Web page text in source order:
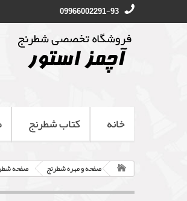
09966002291-93
خانه کتاب شطرنج
صفحه و مهره شطرنج صفحه